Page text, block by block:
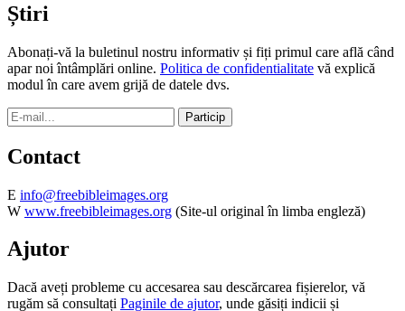
Știri
Abonați-vă la buletinul nostru informativ și fiți primul care află când
apar noi întâmplări online. Politica de confidentialitate vă explică
modul în care avem grijă de datele dvs.
Contact
E info@freebibleimages.org
W www.freebibleimages.org (Site-ul original în limba engleză)
Ajutor
Dacă aveți probleme cu accesarea sau descărcarea fișierelor, vă
rugăm să consultați Paginile de ajutor, unde găsiți indicii și